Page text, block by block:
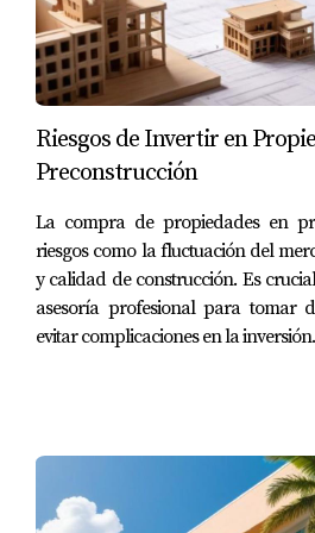
algunas mejoras; esto puede
valor con una inversión
Recuerda siempre realizar una
CASOS PRÁCTICOS
NATURALES
Para ilustrar mejor estos
casos prácticos que muestran
inversionistas han tenido éxito
residencial en Fort
investigar las
con un agente
Riesgos de Invertir en
Preconstrucción
La compra de propiedades en
riesgos como la fluctuación del
y calidad de construcción. Es
asesoría profesional para tomar
evitar complicaciones en la inversión.